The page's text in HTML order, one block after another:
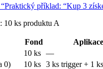
příklad: “Kup 3
10 ks produktu A
Fond Aplikace
10 ks —
0)
10 ks 3 ks trigger + 1